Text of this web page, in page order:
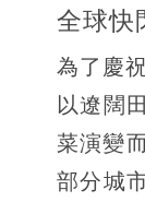
全球快
為了慶
以遼闊
菜演變
部分城